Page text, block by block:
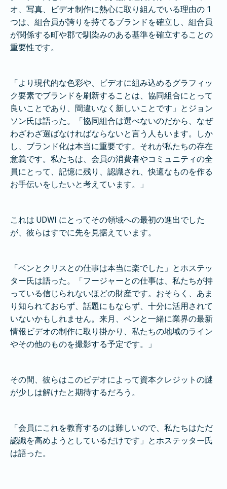
オ、写真、ビデオ制作に熱心に取り組んでいる理由の 1
つは、組合員が誇りを持てるブランドを確立し、組合員
が関係する町や郡で馴染みのある基準を確立することの
重要性です。
「より現代的な色彩や、ビデオに組み込めるグラフィッ
ク要素でブランドを刷新することは、協同組合にとって
良いことであり、間違いなく新しいことです」とジョン
ソン氏は語った。「協同組合は選べないのだから、なぜ
わざわざ選ばなければならないと言う人もいます。しか
し、ブランド化は本当に重要です。それが私たちの存在
意義です。私たちは、会員の消費者やコミュニティの全
員にとって、記憶に残り、認識され、快適なものを作る
お手伝いをしたいと考えています。」
これは UDWI にとってその領域への最初の進出でした
が、彼らはすでに先を見据えています。
「ベンとクリスとの仕事は本当に楽でした」とホステッ
ター氏は語った。「フージャーとの仕事は、私たちが持
っている信じられないほどの財産です。おそらく、あま
り知られておらず、話題にもならず、十分に活用されて
いないかもしれません。来月、ベンと一緒に業界の最新
情報ビデオの制作に取り掛かり、私たちの地域のライン
やその他のものを撮影する予定です。」
その間、彼らはこのビデオによって資本クレジットの謎
が少しは解けたと期待するだろう。
「会員にこれを教育するのは難しいので、私たちはただ
認識を高めようとしているだけです」とホステッター氏
は語った。